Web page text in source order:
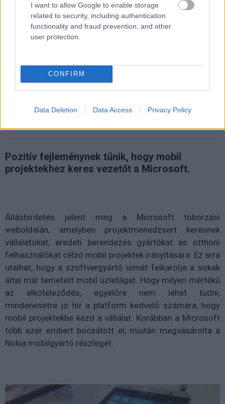
I want to allow Google to enable storage
related to security, including authentication
functionality and fraud prevention, and other
user protection.
CONFIRM
Data Deletion Data Access Privacy Policy
#technológia
Feltámad halottaiból a Windows
Phone?
Pozitív fejleménynek tűnik, hogy mobil
projektekhez keres vezetőt a Microsoft.
Álláshirdetés jelent meg a Microsoft toborzási
weboldalán, amelyben projektmenedzsert keresnek
vállalatokat, eredeti berendezés gyártókat és otthoni
felhasználókat célzó mobil projektek irányítására. Ez arra
utalhat, hogy a szoftvergyártó ismét felkarolja a sokak
által már temetett mobil üzletágat. Hogy milyen mértékű
az elköteleződés, egyelőre nem lehet tudni,
mindenesetre jó hír a platform kedvelő számára, hogy
mobil projektekbe kezd a vállalat. Korábban a Microsoft
több ezer embert bocsátott el, miután megvásárolta a
Nokia mobilgyártó részlegét.